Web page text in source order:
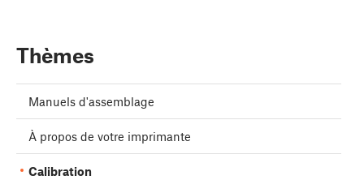
Thèmes
Manuels d'assemblage
À propos de votre imprimante
Calibration